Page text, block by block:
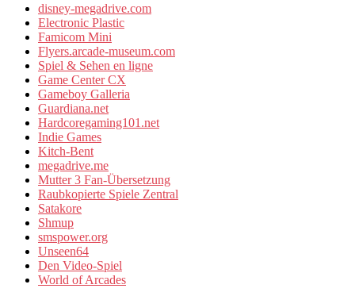
disney-megadrive.com
Electronic Plastic
Famicom Mini
Flyers.arcade-museum.com
Spiel & Sehen en ligne
Game Center CX
Gameboy Galleria
Guardiana.net
Hardcoregaming101.net
Indie Games
Kitch-Bent
megadrive.me
Mutter 3 Fan-Übersetzung
Raubkopierte Spiele Zentral
Satakore
Shmup
smspower.org
Unseen64
Den Video-Spiel
World of Arcades